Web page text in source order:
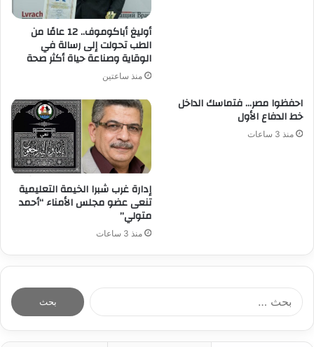
أوليغ أباكوموف.. 12 عامًا من
الطب تحولت إلى رسالة في
الوقاية وصناعة حياة أكثر صحة
منذ ساعتين
احفظوا مصر… فتماسك الداخل
خط الدفاع الأول
منذ 3 ساعات
إدارة غرب شبرا الخيمة التعليمية
تنعى عضو مجلس الأمناء “أحمد
متولي”
منذ 3 ساعات